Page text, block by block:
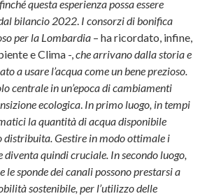
questa esperienza possa essere
bilancio 2022. I consorzi di bonifica
per la Lombardia – ha ricordato, infine,
e Clima -,che arrivano dalla storia e
a usare l’acqua come un bene prezioso.
centrale in un’epoca di cambiamenti
ecologica. In primo luogo, in tempi
la quantità di acqua disponibile
distribuita. Gestire in modo ottimale i
diventa quindi cruciale. In secondo luogo,
le sponde dei canali possono prestarsi a
sostenibile, per l’utilizzo delle